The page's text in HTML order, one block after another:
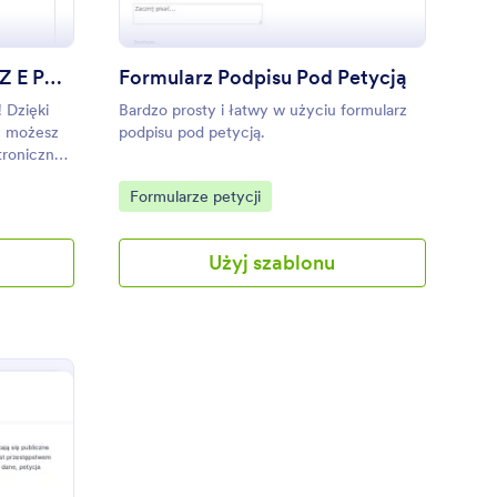
Formularz Petycji Online Z E Podpisem
Dzięki
petycją
się i
Formularz Podpisu Pod Petycją
Bardzo prosty i łatwy w użyciu formularz
podpisu pod petycją.
Go to Category:
Formularze petycji
Użyj szablonu